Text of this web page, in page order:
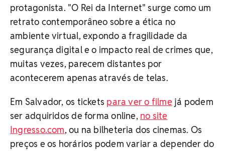
protagonista. "O Rei da Internet" surge como um
retrato contemporâneo sobre a ética no
ambiente virtual, expondo a fragilidade da
segurança digital e o impacto real de crimes que,
muitas vezes, parecem distantes por
acontecerem apenas através de telas.
Em Salvador, os tickets para ver o filme já podem
ser adquiridos de forma online, no site
Ingresso.com, ou na bilheteria dos cinemas. Os
preços e os horários podem variar a depender do